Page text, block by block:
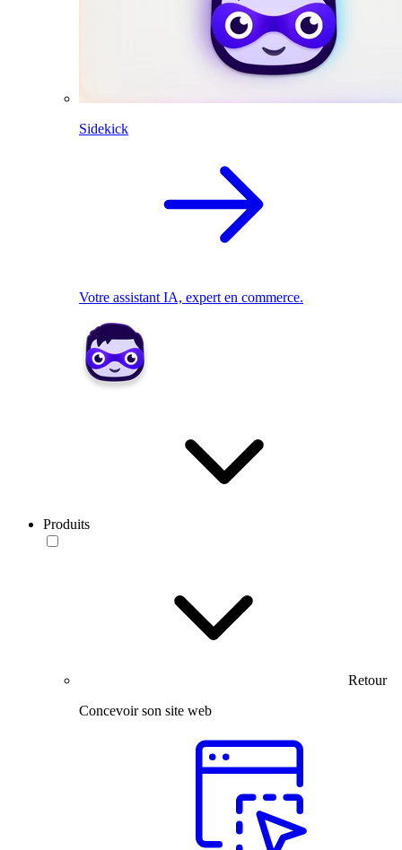
Sidekick
Votre assistant IA, expert en commerce.
Produits
Retour
Concevoir son site web